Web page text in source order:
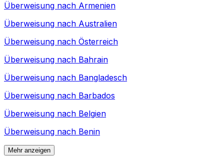
Überweisung nach Armenien
Überweisung nach Australien
Überweisung nach Österreich
Überweisung nach Bahrain
Überweisung nach Bangladesch
Überweisung nach Barbados
Überweisung nach Belgien
Überweisung nach Benin
Mehr anzeigen